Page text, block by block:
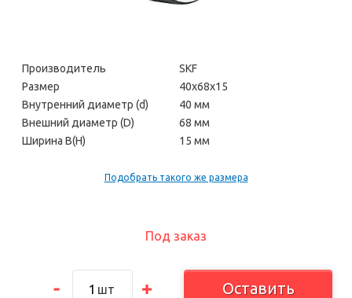
Под заказ
шт
Оставить
Производитель
SKF
Размер
40х68х15
Внутренний диаметр (d)
40 мм
Внешний диаметр (D)
68 мм
Ширина В(H)
15 мм
Подобрать такого же размера